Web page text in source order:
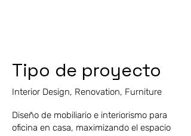
Tipo de proyecto
Interior Design, Renovation, Furniture
Diseño de mobiliario e interiorismo para
oficina en casa, maximizando el espacio